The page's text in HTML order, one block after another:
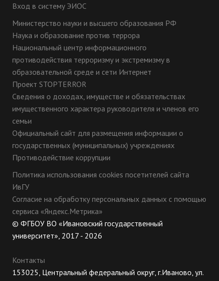
Вход в систему ЭИОС
Министерство науки и высшего образования РФ
Наука и образование против террора
Национальный центр информационного
противодействия терроризму и экстремизму в
образовательной среде и сети Интернет
Проект STOPTERROR
Сведения о доходах, имуществе и обязательствах
имущественного характера руководителя и членов его
семьи
Официальный сайт для размещения информации о
государственных (муниципальных) учреждениях
Противодействие коррупции
Политика использования cookies посетителей сайта
ИвГУ
Согласие на обработку персональных данных с помощью
сервиса «Яндекс.Метрика»
© ФГБОУ ВО «Ивановский государственный
университет», 2017 - 2026
Контакты
153025, Центральный федеральный округ, г.Иваново, ул.